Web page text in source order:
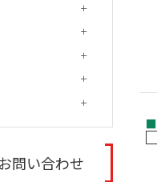
■
問い合わせ